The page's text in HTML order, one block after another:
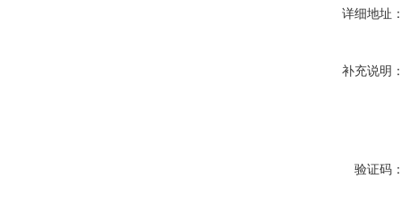
详细地址
补充说明
验证码